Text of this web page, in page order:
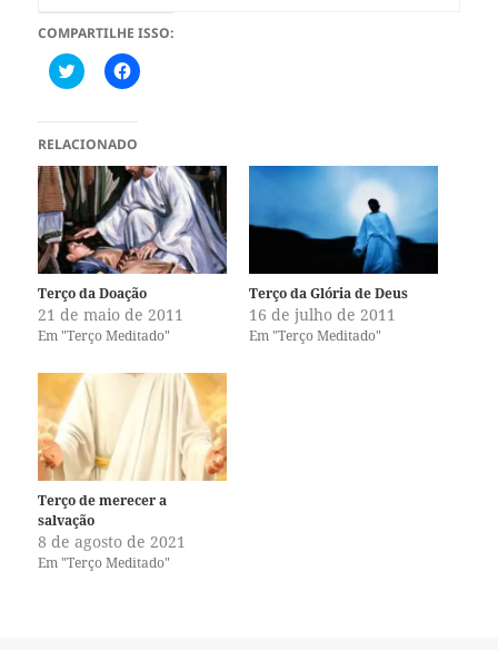
COMPARTILHE ISSO:
C
l
u
e
p
a
r
a
c
o
m
p
a
r
t
i
l
h
r
n
w
i
t
t
e
r
(
a
b
r
e
C
l
u
e
p
a
r
a
c
o
m
p
a
r
t
i
l
h
r
c
b
o
o
(
a
b
r
RELACIONADO
Terço da Doação
21 de maio de 2011
Em "Terço Meditado"
Terço da Glória de Deus
16 de julho de 2011
Em "Terço Meditado"
Terço de merecer a
salvação
8 de agosto de 2021
Em "Terço Meditado"